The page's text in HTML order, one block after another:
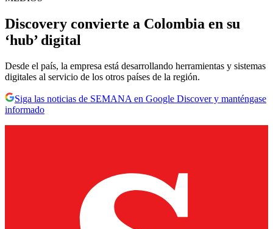
Discovery convierte a Colombia en su
‘hub’ digital
Desde el país, la empresa está desarrollando herramientas y sistemas
digitales al servicio de los otros países de la región.
Siga las noticias de SEMANA en Google Discover y manténgase
informado